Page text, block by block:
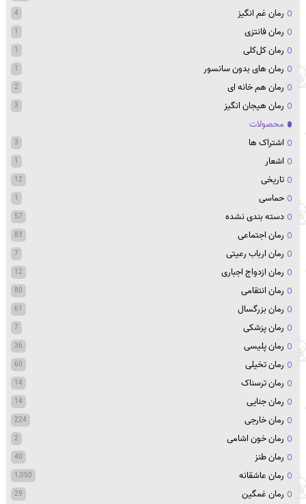
رمان غم انگیز
4
رمان فانتزی 1
رمان کل‌کلی 1
رمان های بدون سانسور 1
رمان هم خانه ای 2
رمان هیجان انگیز 3
محصولات
اشتراک ها
3
اشعار 1
تاریخی 12
حماسی 1
دسته بندی نشده 57
رمان اجتماعی 83
رمان ارباب رعیتی 7
رمان ازدواج اجباری 12
رمان انتقامی 80
رمان بزرگسال 61
رمان پزشکی 7
رمان پلیسی 36
رمان تخیلی 60
رمان ترسناک 14
رمان جنایی 14
رمان خارجی 224
رمان خون اشامی 2
رمان طنز 40
رمان عاشقانه 1,050
رمان غمگین 29